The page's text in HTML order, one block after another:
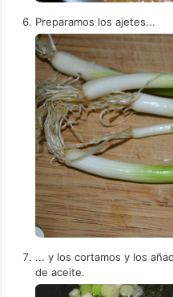
Preparamos los ajetes...
... y los cortamos y los
de aceite.